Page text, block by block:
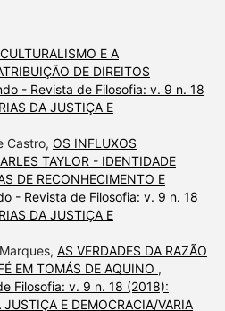
E A
DE DIREITOS
- Revista de Filosofia: v. 9 n. 18
DA JUSTIÇA E
Castro, OS INFLUXOS
TAYLOR - IDENTIDADE
DE RECONHECIMENTO E
- Revista de Filosofia: v. 9 n. 18
DA JUSTIÇA E
AS VERDADES DA RAZÃO
EM TOMÁS DE AQUINO ,
Filosofia: v. 9 n. 18 (2018):
JUSTIÇA E DEMOCRACIA/VARIA